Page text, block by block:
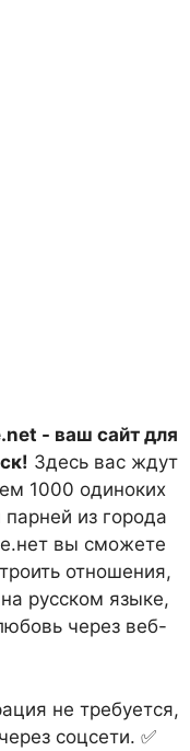
- ваш сайт для
Здесь вас ждут
1000 одиноких
из города
вы сможете
отношения,
русском языке,
через веб-
не требуется,
соцсети. ✅